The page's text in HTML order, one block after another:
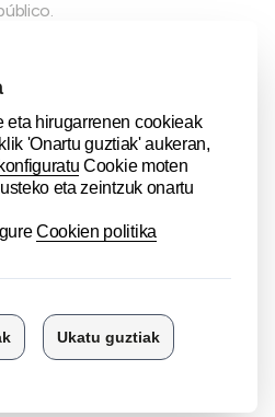
Comercio y Consumo del